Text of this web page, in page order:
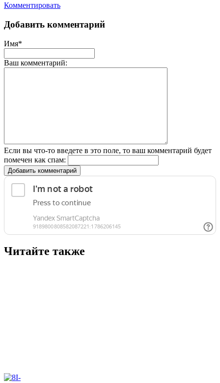
Комментировать
Добавить комментарий
Имя*
Ваш комментарий:
Если вы что-то введете в это поле, то ваш комментарий будет
помечен как спам:
Добавить комментарий
Читайте также